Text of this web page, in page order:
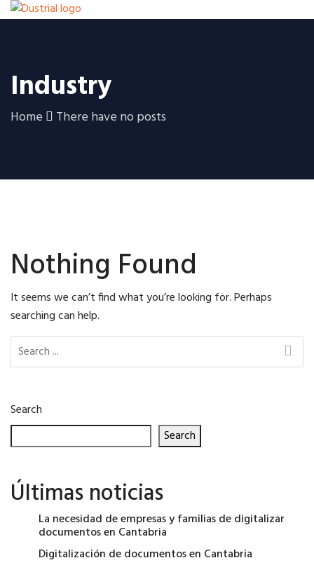
Industry
Home There have no posts
Nothing Found
It seems we can’t find what you’re looking for. Perhaps
searching can help.
Search
Search
Últimas noticias
La necesidad de empresas y familias de digitalizar
documentos en Cantabria
Digitalización de documentos en Cantabria